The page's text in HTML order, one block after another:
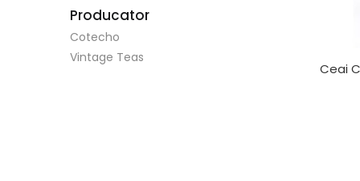
Ceai
Producator
Cotecho
Vintage Teas